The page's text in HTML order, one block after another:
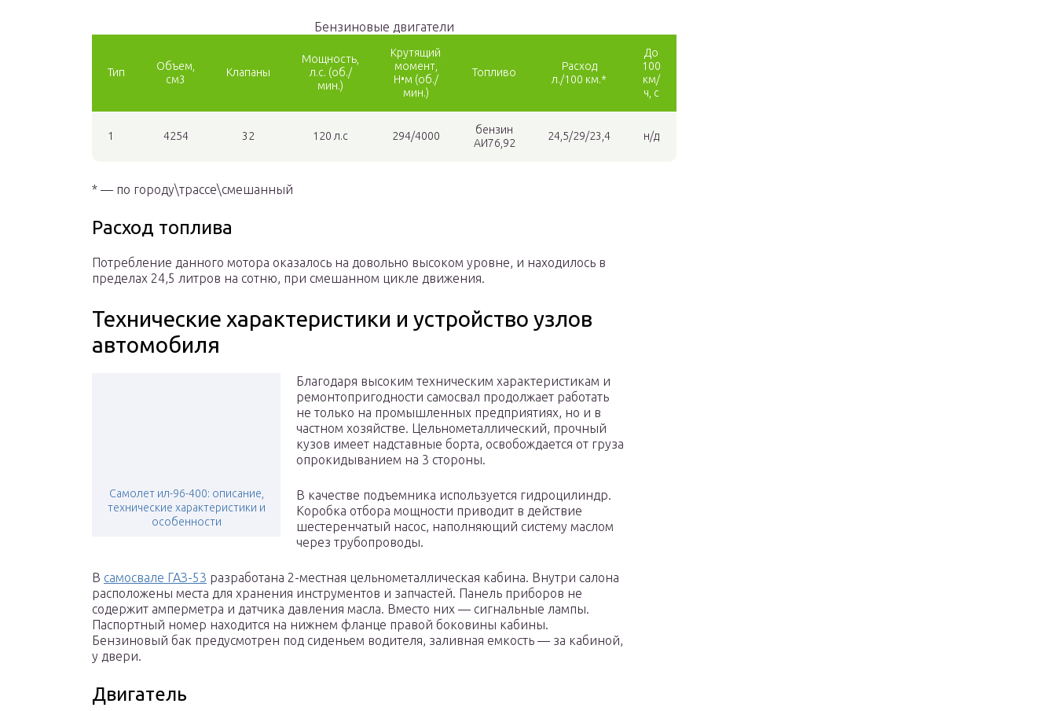
Бензиновые двигатели
Тип
Объем,
см3
Клапаны
Мощность,
л.с. (об./
мин.)
Крутящий
момент,
Н•м (об./
мин.)
Топливо
Расход
л./100 км.*
До
100
км/
ч, с
1 4254 32 120 л.с 294/4000
бензин
АИ76,92
24,5/29/23,4 н/д
* — по городу\трассе\смешанный
Расход топлива
Потребление данного мотора оказалось на довольно высоком уровне, и находилось в
пределах 24,5 литров на сотню, при смешанном цикле движения.
Технические характеристики и устройство узлов
автомобиля
Самолет ил-96-400: описание,
технические характеристики и
особенности
Благодаря высоким техническим характеристикам и
ремонтопригодности самосвал продолжает работать
не только на промышленных предприятиях, но и в
частном хозяйстве. Цельнометаллический, прочный
кузов имеет надставные борта, освобождается от груза
опрокидыванием на 3 стороны.
В качестве подъемника используется гидроцилиндр.
Коробка отбора мощности приводит в действие
шестеренчатый насос, наполняющий систему маслом
через трубопроводы.
В самосвале ГАЗ-53 разработана 2-местная цельнометаллическая кабина. Внутри салона
расположены места для хранения инструментов и запчастей. Панель приборов не
содержит амперметра и датчика давления масла. Вместо них — сигнальные лампы.
Паспортный номер находится на нижнем фланце правой боковины кабины.
Бензиновый бак предусмотрен под сиденьем водителя, заливная емкость — за кабиной,
у двери.
Двигатель